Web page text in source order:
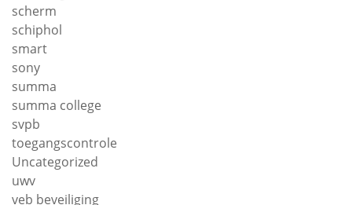
scherm
schiphol
smart
sony
summa
summa college
svpb
toegangscontrole
Uncategorized
uwv
veb beveiliging